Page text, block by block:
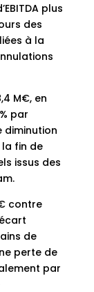
plus
des
à la
M€, en
par
diminution
la fin de
issus des
contre
de
perte de
par